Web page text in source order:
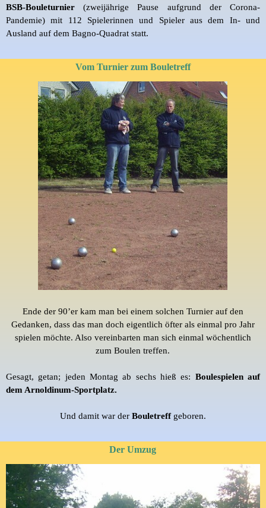
BSB-Bouleturnier (zweijährige Pause aufgrund der Corona-
Pandemie)mit 112 Spielerinnen und Spieler aus dem In- und
Ausland auf dem Bagno-Quadrat statt.
Vom Turnier zum Bouletreff
Ende der 90’er kam man bei einem solchen Turnier auf den
Gedanken, dass das man doch eigentlich öfter als einmal pro Jahr
spielen möchte. Also vereinbarten man sich einmal wöchentlich
zumBoulen treffen.
Gesagt, getan; jeden Montag ab sechs hieß es: Boulespielenauf
dem Arnoldinum-Sportplatz.
Und damit war der Bouletreffgeboren.
Der Umzug